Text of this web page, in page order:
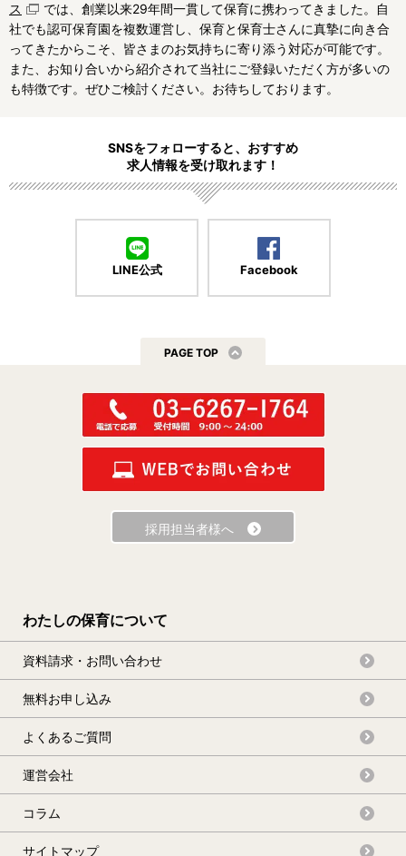
ス
では、創業以来29年間一貫して保育に携わってきました。自
社でも認可保育園を複数運営し、保育と保育士さんに真摯に向き合
ってきたからこそ、皆さまのお気持ちに寄り添う対応が可能です。
また、お知り合いから紹介されて当社にご登録いただく方が多いの
も特徴です。ぜひご検討ください。お待ちしております。
SNSをフォローすると、おすすめ
求人情報を受け取れます！
LINE公式 Facebook
PAGE TOP
採用担当者様へ
わたしの保育について
資料請求・お問い合わせ
無料お申し込み
よくあるご質問
運営会社
コラム
サイトマップ